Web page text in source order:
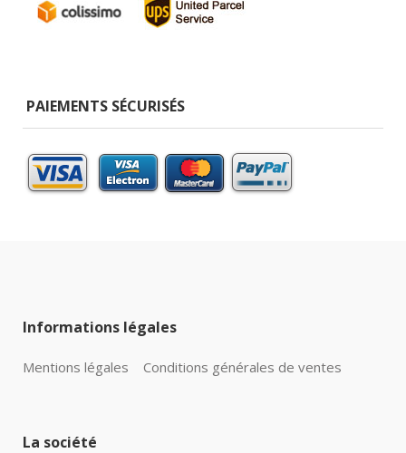
PAIEMENTS SÉCURISÉS
Informations légales
Mentions légales Conditions générales de ventes
La société